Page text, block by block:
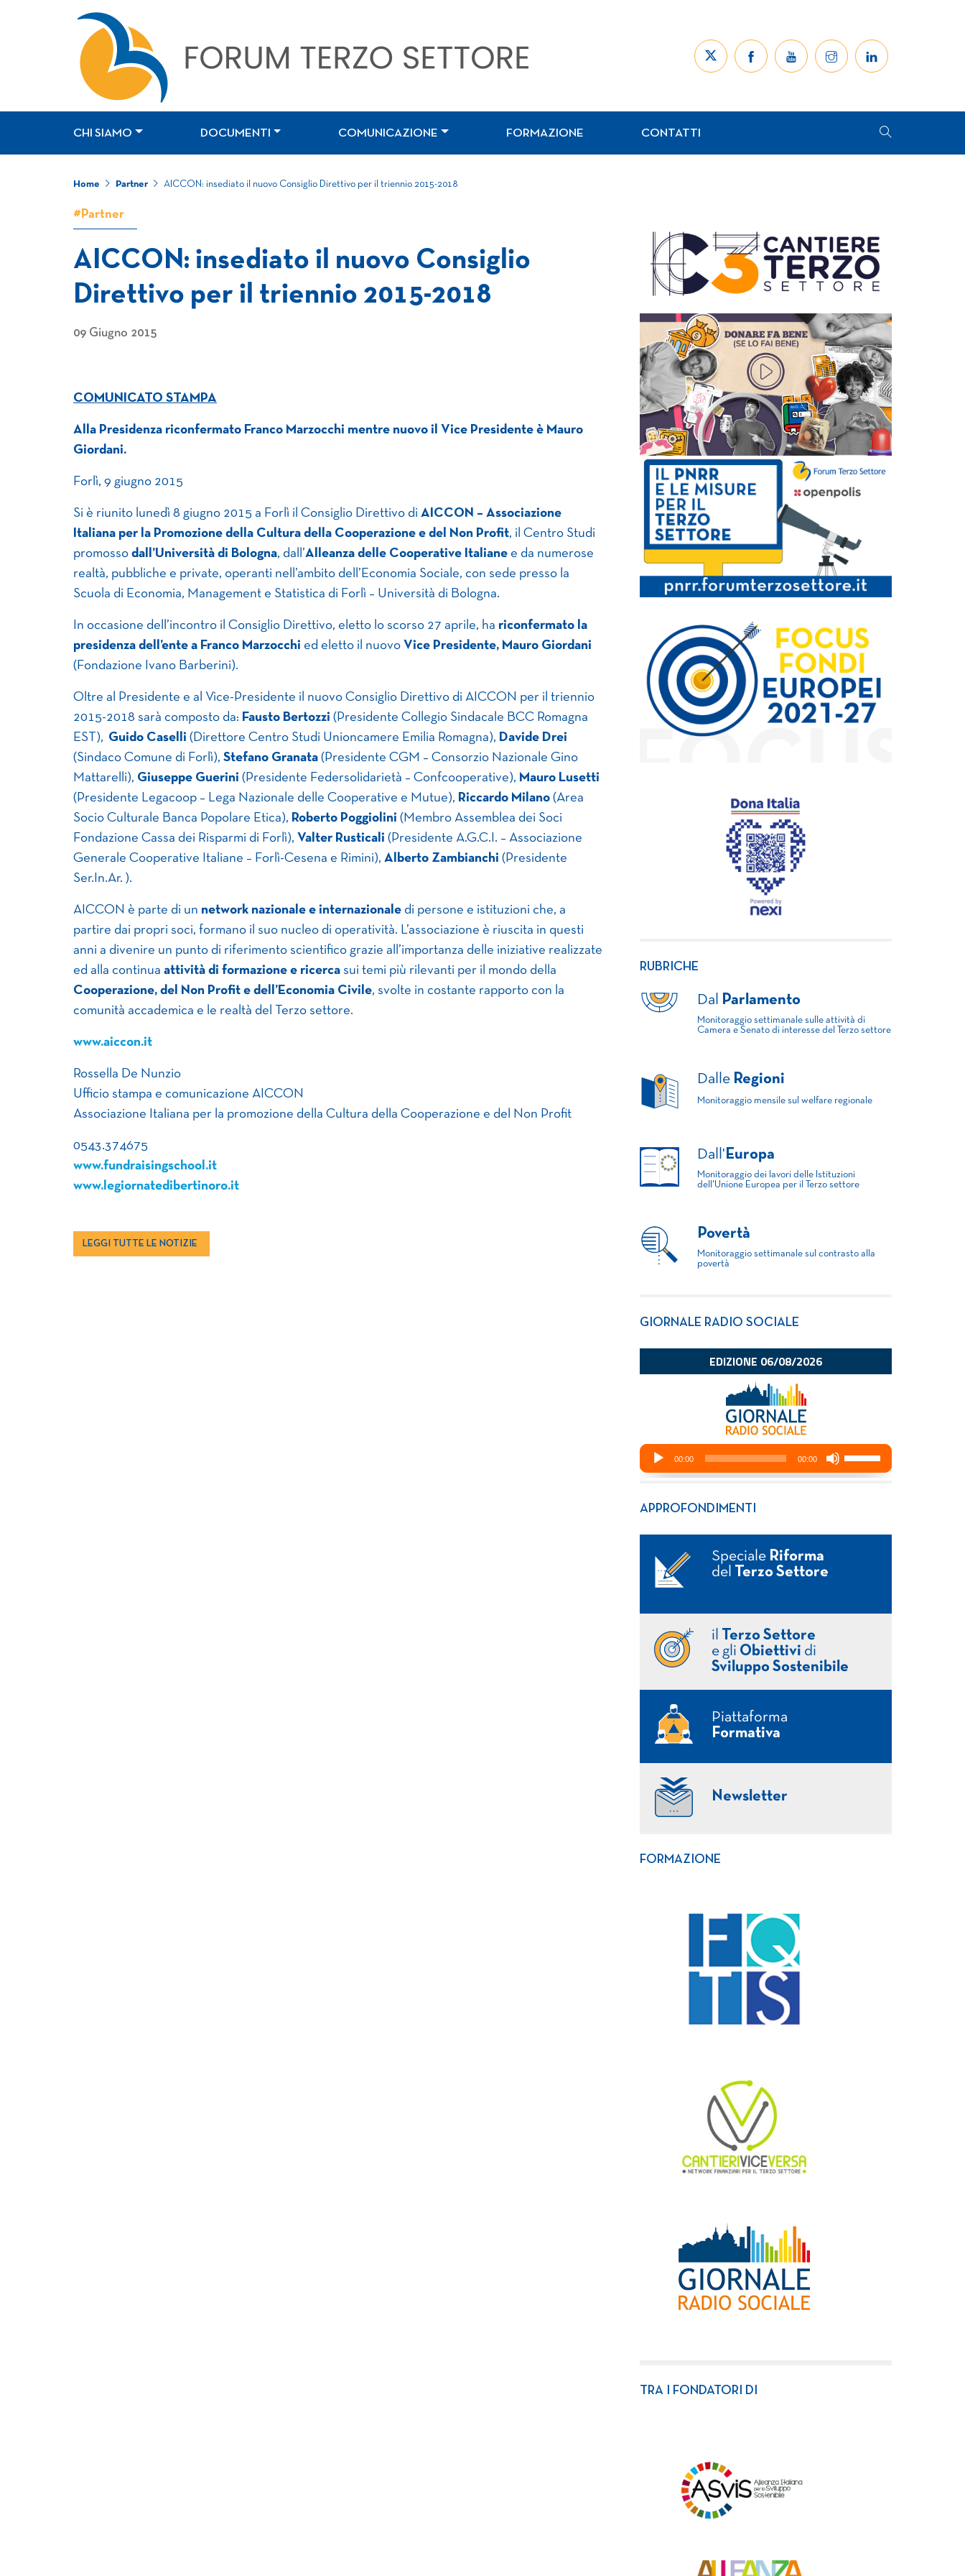
CHI SIAMO DOCUMENTI COMUNICAZIONE FORMAZIONE CONTATTI
Home Partner AICCON: insediato il nuovo Consiglio Direttivo per il triennio 2015-2018
#Partner
AICCON: insediato il nuovo Consiglio
Direttivo per il triennio 2015-2018
09 Giugno 2015
COMUNICATO STAMPA
Alla Presidenza riconfermato Franco Marzocchi mentre nuovo il Vice Presidente è Mauro
Giordani.
Forlì, 9 giugno 2015
Si è riunito lunedì 8 giugno 2015 a Forlì il Consiglio Direttivo di AICCON – Associazione
Italiana per la Promozione della Cultura della Cooperazione e del Non Profit, il Centro Studi
promosso dall’Università di Bologna, dall’Alleanza delle Cooperative Italiane e da numerose
realtà, pubbliche e private, operanti nell’ambito dell’Economia Sociale, con sede presso la
Scuola di Economia, Management e Statistica di Forlì – Università di Bologna.
In occasione dell’incontro il Consiglio Direttivo, eletto lo scorso 27 aprile, ha riconfermato la
presidenza dell’ente a Franco Marzocchi ed eletto il nuovo Vice Presidente, Mauro Giordani
(Fondazione Ivano Barberini).
Oltre al Presidente e al Vice-Presidente il nuovo Consiglio Direttivo di AICCON per il triennio
2015-2018 sarà composto da: Fausto Bertozzi (Presidente Collegio Sindacale BCC Romagna
EST), Guido Caselli (Direttore Centro Studi Unioncamere Emilia Romagna), Davide Drei
(Sindaco Comune di Forlì), Stefano Granata (Presidente CGM – Consorzio Nazionale Gino
Mattarelli), Giuseppe Guerini (Presidente Federsolidarietà – Confcooperative), Mauro Lusetti
(Presidente Legacoop – Lega Nazionale delle Cooperative e Mutue), Riccardo Milano (Area
Socio Culturale Banca Popolare Etica), Roberto Poggiolini (Membro Assemblea dei Soci
Fondazione Cassa dei Risparmi di Forlì), Valter Rusticali (Presidente A.G.C.I. – Associazione
Generale Cooperative Italiane – Forlì-Cesena e Rimini), Alberto Zambianchi (Presidente
Ser.In.Ar. ).
AICCON è parte di un network nazionale e internazionale di persone e istituzioni che, a
partire dai propri soci, formano il suo nucleo di operatività. L’associazione è riuscita in questi
anni a divenire un punto di riferimento scientifico grazie all’importanza delle iniziative realizzate
ed alla continua attività di formazione e ricerca sui temi più rilevanti per il mondo della
Cooperazione, del Non Profit e dell’Economia Civile, svolte in costante rapporto con la
comunità accademica e le realtà del Terzo settore.
www.aiccon.it
Rossella De Nunzio
Ufficio stampa e comunicazione AICCON
Associazione Italiana per la promozione della Cultura della Cooperazione e del Non Profit
0543.374675
www.fundraisingschool.it
www.legiornatedibertinoro.it
LEGGI TUTTE LE NOTIZIE
RUBRICHE
Dal Parlamento
Monitoraggio settimanale sulle attività di
Camera e Senato di interesse del Terzo settore
Dalle Regioni
Monitoraggio mensile sul welfare regionale
Dall' Europa
Monitoraggio dei lavori delle Istituzioni
dell'Unione Europea per il Terzo settore
Povertà
Monitoraggio settimanale sul contrasto alla
povertà
GIORNALE RADIO SOCIALE
APPROFONDIMENTI
Speciale Riforma
del
Terzo Settore
il
Terzo Settore
e gli Obiettivi di
Sviluppo Sostenibile
Piattaforma
Formativa
Newsletter
FORMAZIONE
TRA I FONDATORI DI